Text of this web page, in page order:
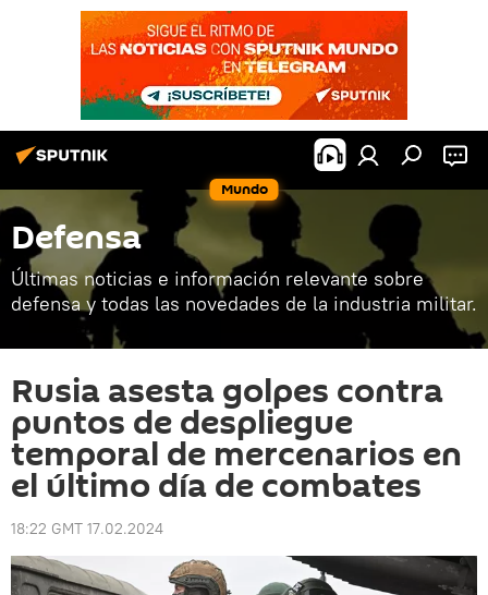
Mundo
Defensa
Últimas noticias e información relevante sobre
defensa y todas las novedades de la industria militar.
Rusia asesta golpes contra
puntos de despliegue
temporal de mercenarios en
el último día de combates
18:22 GMT 17.02.2024